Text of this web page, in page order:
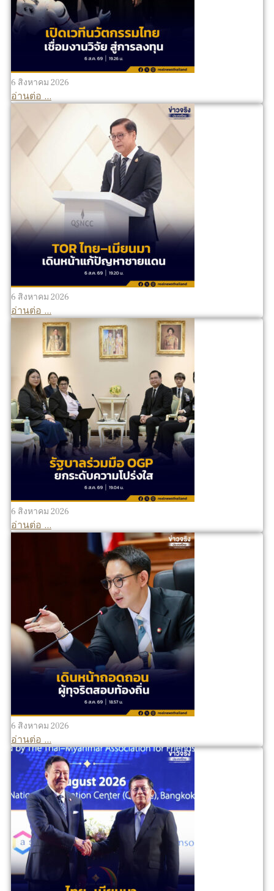
6 สิงหาคม 2026
อ่านต่อ ...
6 สิงหาคม 2026
อ่านต่อ ...
6 สิงหาคม 2026
อ่านต่อ ...
6 สิงหาคม 2026
อ่านต่อ ...